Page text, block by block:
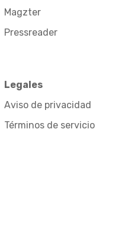
Magzter
Pressreader
Legales
Aviso de privacidad
Términos de servicio